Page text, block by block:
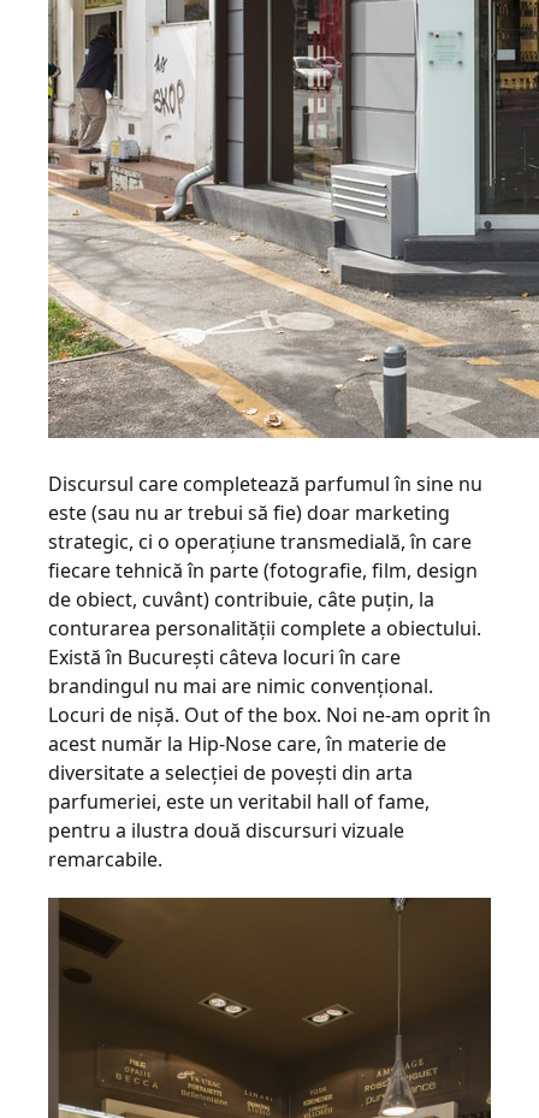
Discursul care completează parfumul în sine nu
este (sau nu ar trebui să fie) doar marketing
strategic, ci o operaţiune transmedială, în care
fiecare tehnică în parte (fotografie, film, design
de obiect, cuvânt) contribuie, câte puţin, la
conturarea personalităţii complete a obiectului.
Există în Bucureşti câteva locuri în care
brandingul nu mai are nimic convenţional.
Locuri de nişă. Out of the box. Noi ne-am oprit în
acest număr la Hip-Nose care, în materie de
diversitate a selecţiei de poveşti din arta
parfumeriei, este un veritabil hall of fame,
pentru a ilustra două discursuri vizuale
remarcabile.